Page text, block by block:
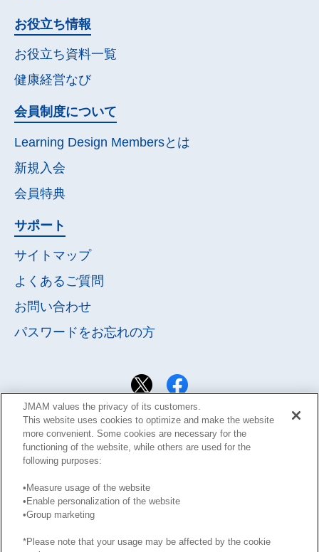
お役立ち情報
お役立ち資料一覧
健康経営なび
会員制度について
Learning Design Membersとは
新規入会
会員特典
サポート
サイトマップ
よくあるご質問
お問い合わせ
パスワードをお忘れの方
サイト利用規約
JMAM values the privacy of its customers.
This website uses cookies to optimize and make the website
more convenient. Some cookies are necessary for the
functioning of the website, while others are used for the
following purposes:
•Measure usage of the website
•Enable personalization of the website
•Group marketing
*Please note that your usage may be affected by the cookie